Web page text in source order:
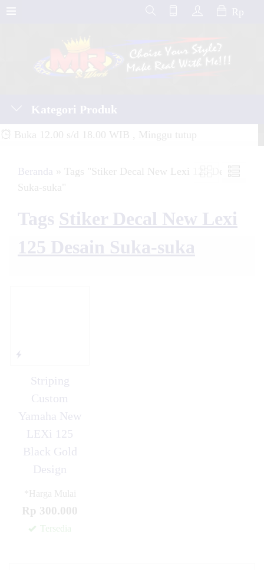
Rp
Kategori Produk
Buka 12.00 s/d 18.00 WIB , Minggu tutup
Beranda » Tags "Stiker Decal New Lexi 125 Desain
Suka-suka"
Tags Stiker Decal New Lexi
125 Desain Suka-suka
Striping
Custom
Yamaha New
LEXi 125
Black Gold
Design
*Harga Mulai
Rp 300.000
Tersedia